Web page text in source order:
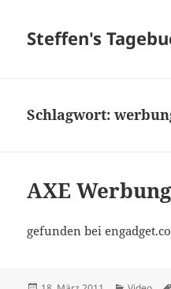
Steffen's
Schlagwort:
AXE Werbung
gefunden bei